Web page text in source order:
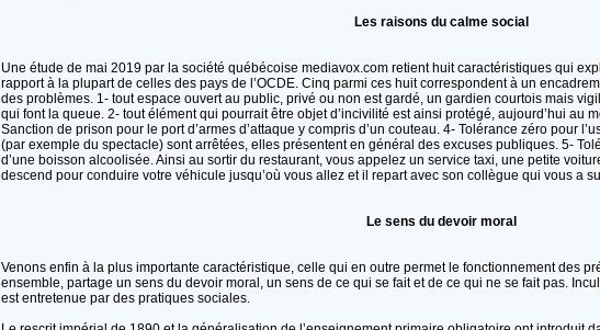
Les raisons du calme social
Une étude de mai 2019 par la société québécoise mediavox.com retient huit caractéristiques qui
rapport à la plupart de celles des pays de l’OCDE. Cinq parmi ces huit correspondent à un
des problèmes. 1- tout espace ouvert au public, privé ou non est gardé, un gardien courtois mais
qui font la queue. 2- tout élément qui pourrait être objet d’incivilité est ainsi protégé, aujourd’hui au
Sanction de prison pour le port d’armes d’attaque y compris d’un couteau. 4- Tolérance zéro pour
(par exemple du spectacle) sont arrêtées, elles présentent en général des excuses publiques. 5-
d’une boisson alcoolisée. Ainsi au sortir du restaurant, vous appelez un service taxi, une petite
descend pour conduire votre véhicule jusqu’où vous allez et il repart avec son collègue qui vous a
Le sens du devoir moral
Venons enfin à la plus importante caractéristique, celle qui en outre permet le fonctionnement des
ensemble, partage un sens du devoir moral, un sens de ce qui se fait et de ce qui ne se fait pas.
est entretenue par des pratiques sociales.